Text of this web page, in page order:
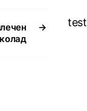
→ test